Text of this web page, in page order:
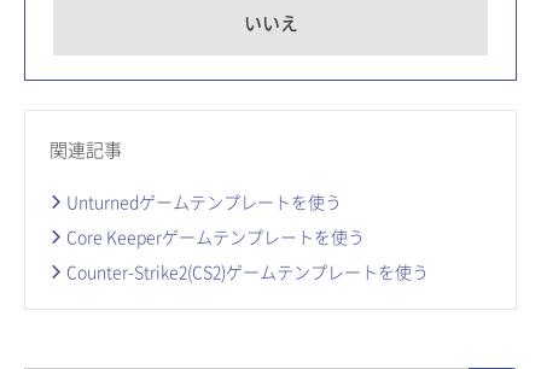
いいえ
関連記事
Unturnedゲームテンプレートを使う
Core Keeperゲームテンプレートを使う
Counter-Strike2(CS2)ゲームテンプレートを使う